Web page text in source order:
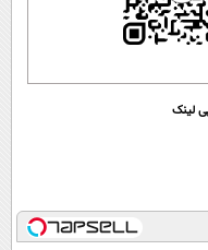
لینک